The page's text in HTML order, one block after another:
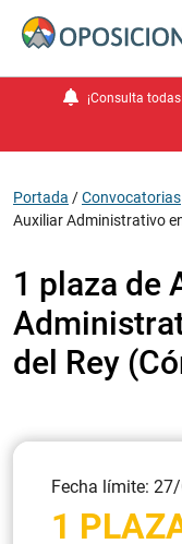
¡Consulta
Portada /Convocatorias
Auxiliar Administrativo
1 plaza de
del Rey
Fecha límite:
1